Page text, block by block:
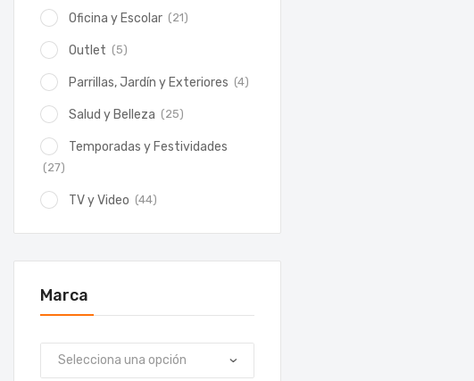
Oficina y Escolar (21)
Outlet (5)
Parrillas, Jardín y Exteriores (4)
Salud y Belleza (25)
Temporadas y Festividades
(27)
TV y Video (44)
Marca